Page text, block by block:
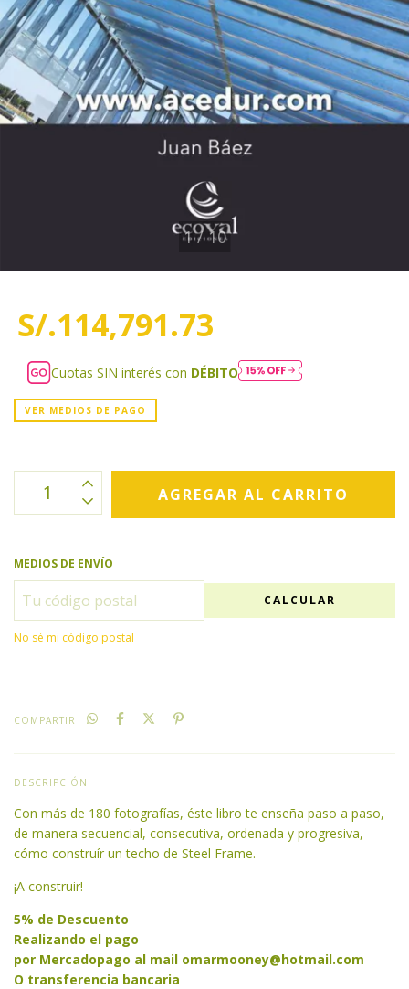
1/10
S/.114,791.73
Cuotas SIN interés con DÉBITO
VER MEDIOS DE PAGO
MEDIOS DE ENVÍO
CALCULAR
No sé mi código postal
COMPARTIR
DESCRIPCIÓN
Con más de 180 fotografías, éste libro te enseña paso a paso,
de manera secuencial, consecutiva, ordenada y progresiva,
cómo construír un techo de Steel Frame.
¡A construir!
5% de Descuento
Realizando el pago
por Mercadopago al mail omarmooney@hotmail.com
O transferencia bancaria